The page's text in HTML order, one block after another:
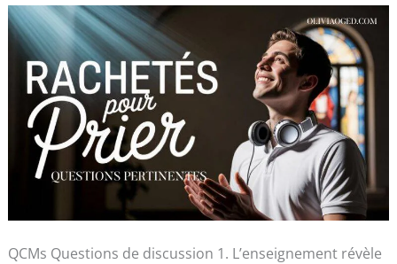
QCMs Questions de discussion 1. L’enseignement révèle